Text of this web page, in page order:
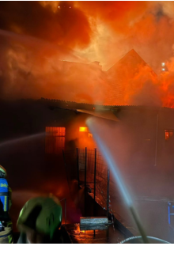
"Schaerbeek : un
s’invite dans
: “C’est
se l’avouer”